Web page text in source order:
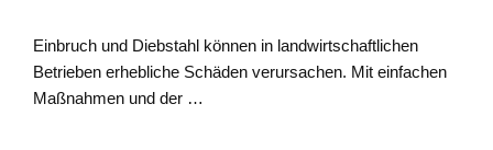
Einbruch und Diebstahl können in landwirtschaftlichen
Betrieben erhebliche Schäden verursachen. Mit einfachen
Maßnahmen und der …